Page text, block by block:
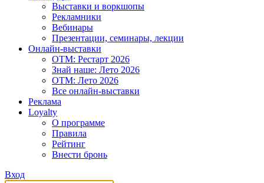
Выставки и воркшопы
Рекламники
Вебинары
Презентации, семинары, лекции
Онлайн-выставки
OTM: Рестарт 2026
Знай наше: Лето 2026
OTM: Лето 2026
Все онлайн-выставки
Реклама
Loyalty
О программе
Правила
Рейтинг
Внести бронь
Вход